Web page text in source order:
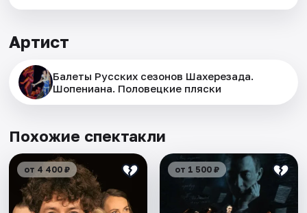
Артист
Балеты Русских сезонов Шахерезада.
Шопениана. Половецкие пляски
Похожие спектакли
от 4 400 ₽ от 1 500 ₽